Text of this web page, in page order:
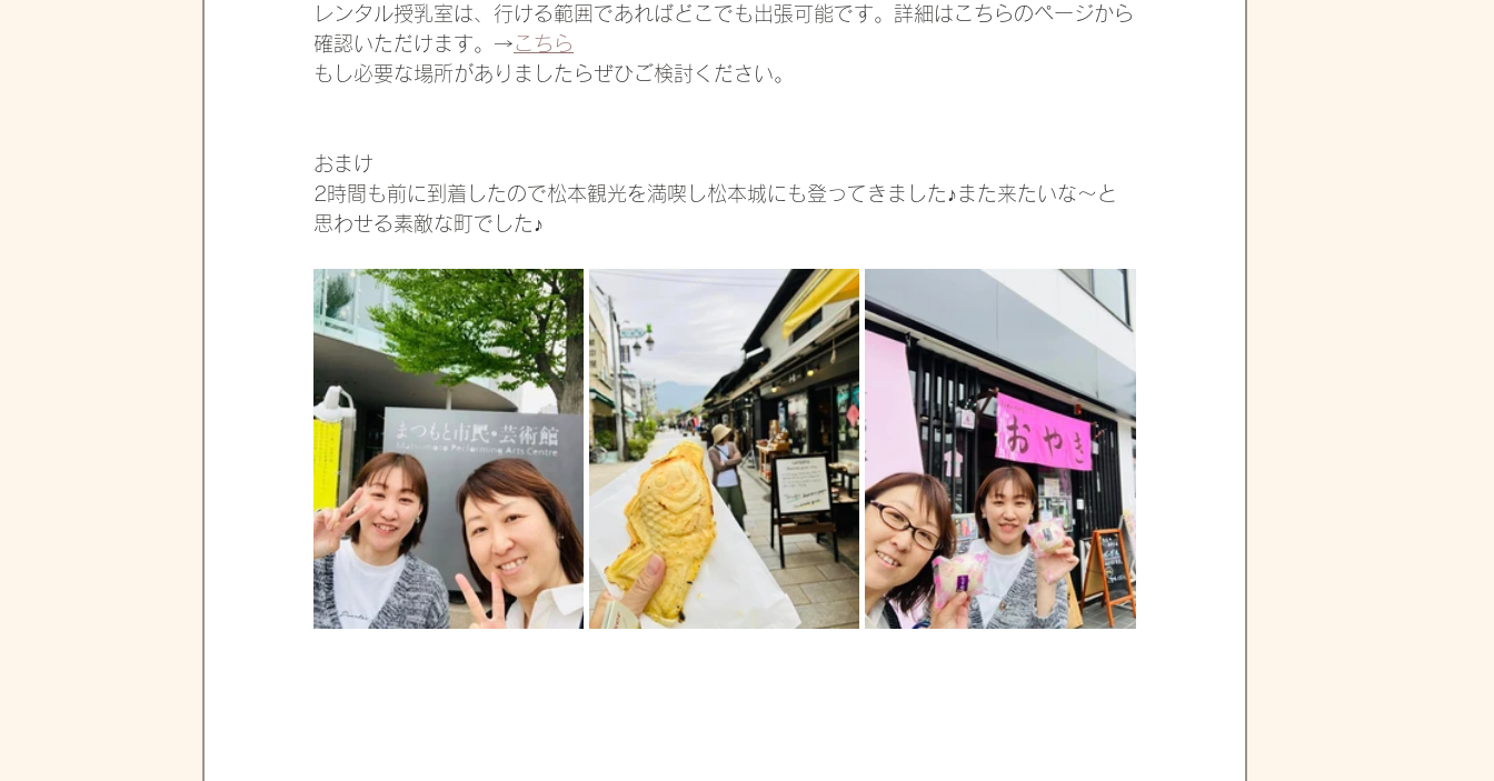
レンタル授乳室は、行ける範囲であればどこでも出張可能です。詳細はこちらのページから
確認いただけます。→こちら
もし必要な場所がありましたらぜひご検討ください。
おまけ
2時間も前に到着したので松本観光を満喫し松本城にも登ってきました♪また来たいな～と
思わせる素敵な町でした♪